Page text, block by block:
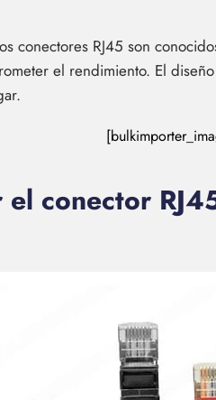
conectores RJ45 son
el rendimiento. El
conector